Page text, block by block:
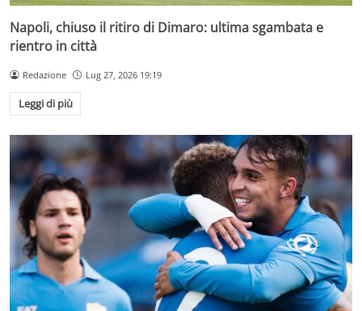
Napoli, chiuso il ritiro di Dimaro: ultima sgambata e
rientro in città
Redazione Lug 27, 2026 19:19
Leggi di più